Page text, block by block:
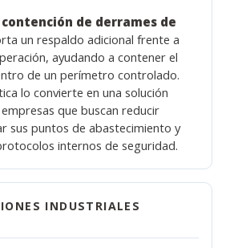
de derrames de
un respaldo adicional frente a
ayudando a contener el
de un perímetro controlado.
lo convierte en una solución
que buscan reducir
sus puntos de abastecimiento y
internos de seguridad.
INDUSTRIALES